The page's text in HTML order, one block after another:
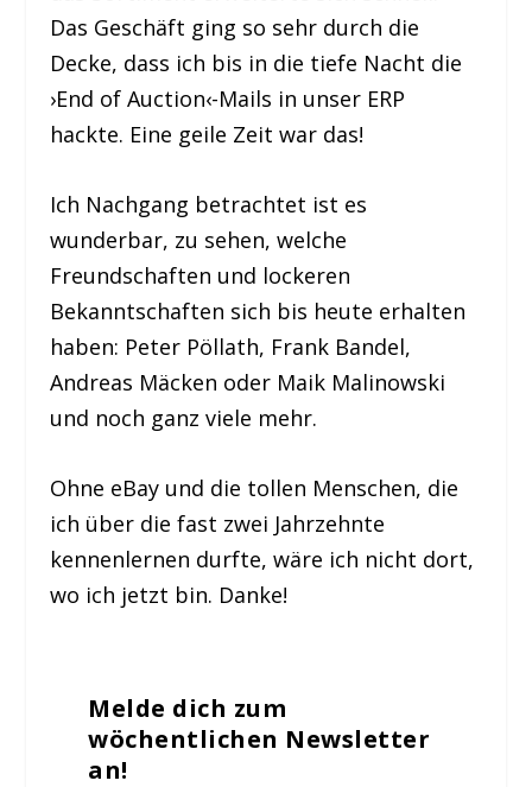
Das Geschäft ging so sehr durch die
Decke, dass ich bis in die tiefe Nacht die
›End of Auction‹-Mails in unser ERP
hackte. Eine geile Zeit war das!
Ich Nachgang betrachtet ist es
wunderbar, zu sehen, welche
Freundschaften und lockeren
Bekanntschaften sich bis heute erhalten
haben: Peter Pöllath, Frank Bandel,
Andreas Mäcken oder Maik Malinowski
und noch ganz viele mehr.
Ohne eBay und die tollen Menschen, die
ich über die fast zwei Jahrzehnte
kennenlernen durfte, wäre ich nicht dort,
wo ich jetzt bin. Danke!
Melde dich zum
wöchentlichen Newsletter
an!